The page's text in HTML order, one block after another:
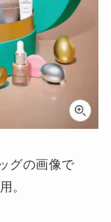
グの画像で
。